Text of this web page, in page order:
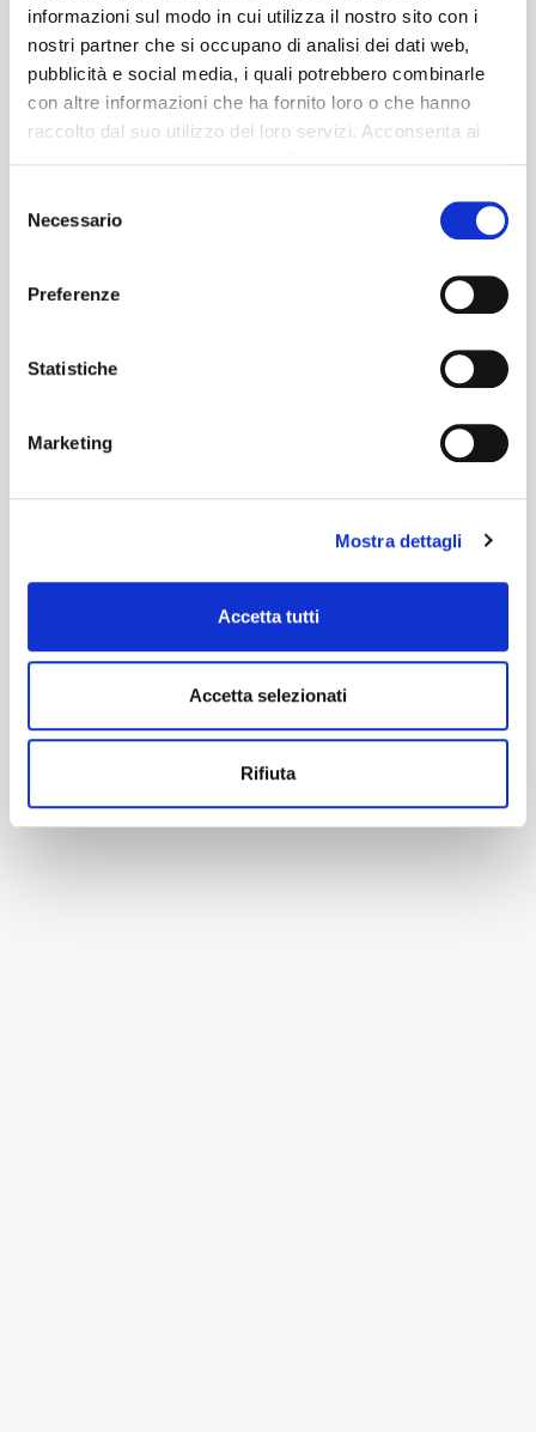
informazioni sul modo in cui utilizza il nostro sito con i
nostri partner che si occupano di analisi dei dati web,
pubblicità e social media, i quali potrebbero combinarle
con altre informazioni che ha fornito loro o che hanno
raccolto dal suo utilizzo dei loro servizi. Acconsenta ai
delNecessario
Preferenze
Statistiche
Marketing
Mostra dettagli
Accetta tutti
Accetta selezionati
Rifiuta